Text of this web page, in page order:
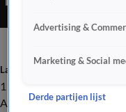
Laatste nieuws
112
Advies & Tips
Advertising &
Marketing & Social
Derde partijen lijst